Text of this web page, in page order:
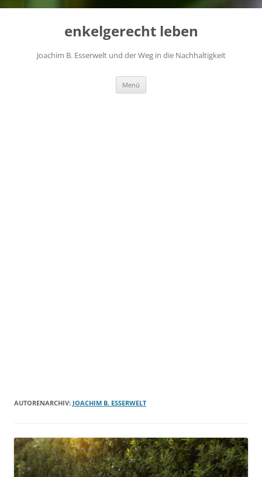
...
Zum
enkelgerecht leben
Joachim B. Esserwelt und der Weg in die Nachhaltigkeit
Menü
AUTORENARCHIV: JOACHIM B. ESSERWELT